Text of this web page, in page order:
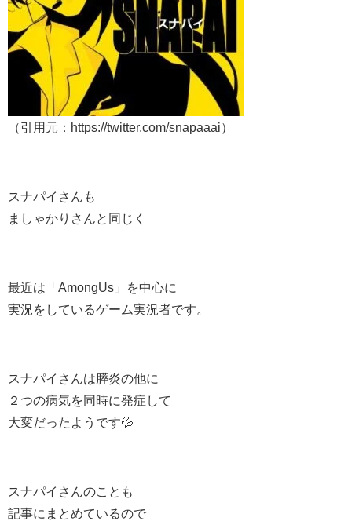
（引用元：https://twitter.com/snapaaai）
スナパイさんも
ましゃかりさんと同じく
最近は「AmongUs」を中心に
実況をしているゲーム実況者です。
スナパイさんは膵炎の他に
２つの病気を同時に発症して
大変だったようです💦
スナパイさんのことも
記事にまとめているので